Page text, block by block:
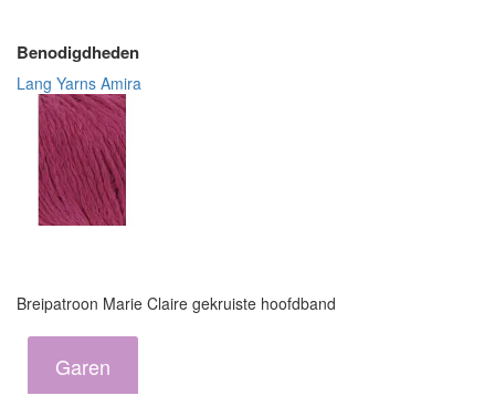
Benodigdheden
Lang Yarns Amira
Breipatroon Marie Claire gekruiste hoofdband
Garen